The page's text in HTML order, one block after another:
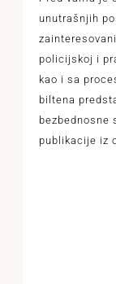
unutrašnjih
policijskoj i
kao i sa
biltena
bezbednosne
publikacije iz